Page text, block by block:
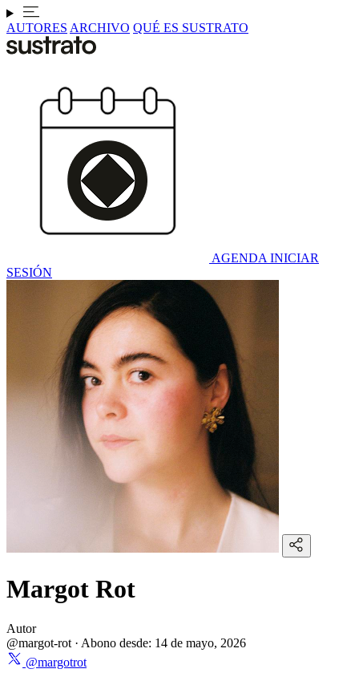
AUTORES ARCHIVO QUÉ ES SUSTRATO
AGENDA INICIAR
SESIÓN
Margot Rot
Autor
@margot-rot · Abono desde: 14 de mayo, 2026
@margotrot